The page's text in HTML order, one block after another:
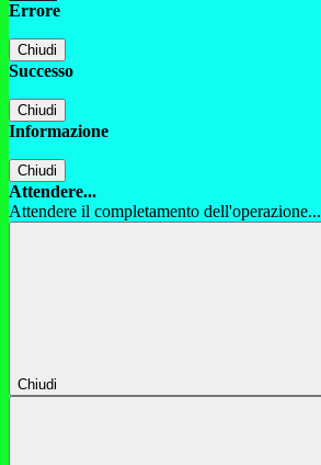
Errore
Chiudi
Successo
Chiudi
Informazione
Chiudi
Attendere...
Attendere il completamento dell'operazione...
Chiudi